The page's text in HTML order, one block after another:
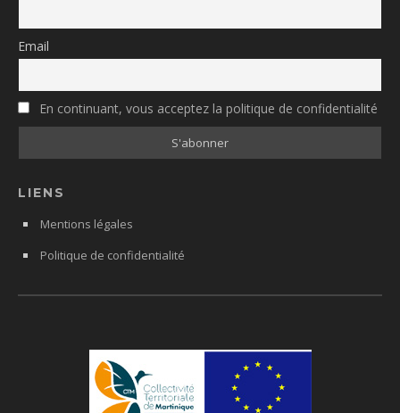
Email
En continuant, vous acceptez la politique de confidentialité
LIENS
Mentions légales
Politique de confidentialité